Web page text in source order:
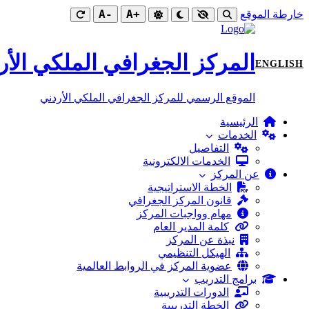
خارطة الموقع +A
-A
ENGLISH المركز الجغرافي الملكي
الموقع الرسمي للمركز الجغرافي الملكي الأردني
الرئيسية
الخدمات
التفاصيل
الخدمات الالكترونية
عن المركز
الخطة الاستراتيجية
قانون المركز الجغرافي
مهام وواجبات المركز
كلمة المدير العام
نبذة عن المركز
الهيكل التنظيمي
عضوية المركز في الروابط العالمية
برامج التدريب
الدورات التدريبية
الخطة التدريبية